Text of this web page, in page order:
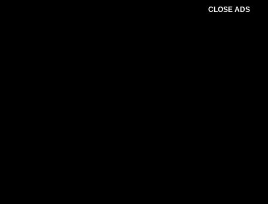
CLOSE ADS